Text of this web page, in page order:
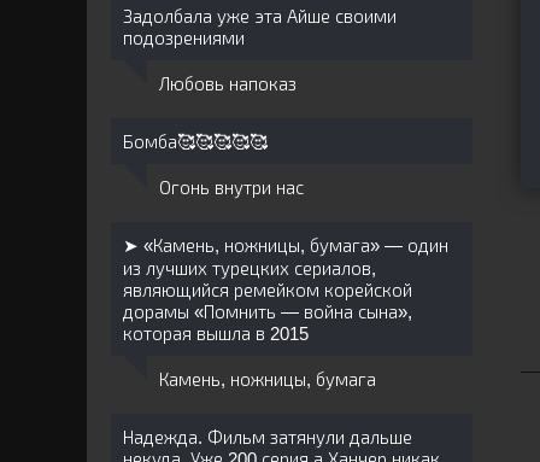
Задолбала уже эта Айше своими
подозрениями
Любовь напоказ
Бомба🥰🥰🥰🥰🥰
Огонь внутри нас
➤ «Камень, ножницы, бумага» — один
из лучших турецких сериалов,
являющийся ремейком корейской
дорамы «Помнить — война сына»,
которая вышла в 2015
Камень, ножницы, бумага
Надежда. Фильм затянули дальше